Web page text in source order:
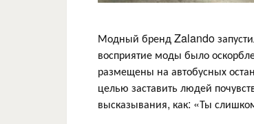
Модный бренд Zalando
восприятие моды было
размещены на автобусных
целью заставить людей
высказывания, как: «Ты